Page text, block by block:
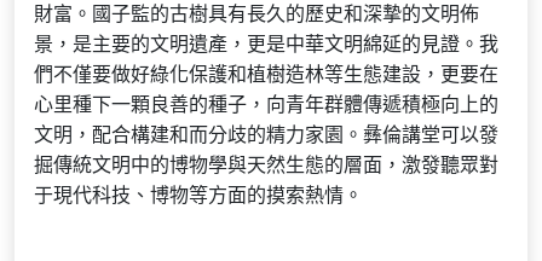
財富。國子監的古樹具有長久的歷史和深摯的文明佈
景，是主要的文明遺產，更是中華文明綿延的見證。我
們不僅要做好綠化保護和植樹造林等生態建設，更要在
心里種下一顆良善的種子，向青年群體傳遞積極向上的
文明，配合構建和而分歧的精力家園。彝倫講堂可以發
掘傳統文明中的博物學與天然生態的層面，激發聽眾對
于現代科技、博物等方面的摸索熱情。